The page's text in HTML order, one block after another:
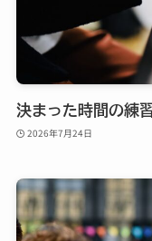
決まった時間の練
2026年7月24日